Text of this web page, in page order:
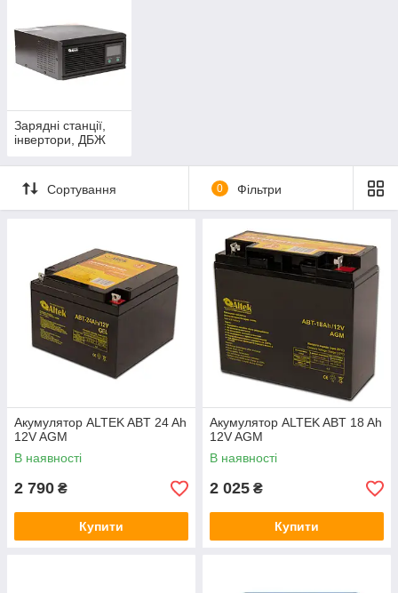
Зарядні станції,
інвертори, ДБЖ
Сортування 0 Фільтри
Акумулятор ALTEK ABT 24 Ah
12V AGM
В наявності
2 790 ₴
Купити
Акумулятор ALTEK ABT 18 Ah
12V AGM
В наявності
2 025 ₴
Купити